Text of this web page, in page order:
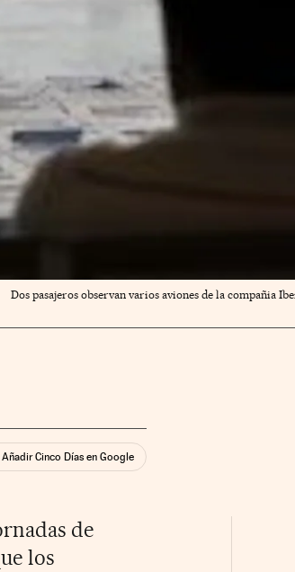
Dos pasajeros observan varios aviones de la compañia
Añadir Cinco Días en Google
de
los